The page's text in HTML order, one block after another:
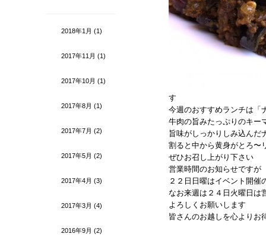
2018年1月 (1)
2017年11月 (1)
2017年10月 (1)
2017年8月 (1)
2017年7月 (2)
2017年5月 (2)
2017年4月 (3)
2017年3月 (4)
2016年9月 (2)
す
今週のおすすめランチは「
牛肉の旨みたっぷりのキ
旨味がしっかりしみ込んだ
割ると中から黄身がとろ
ぜひお召し上がり下さい
営業時間のお知らせです
２２日日曜はイベント開催
なお来週は２４日火曜日
よろしくお願いします
皆さんのお越しを心よりお